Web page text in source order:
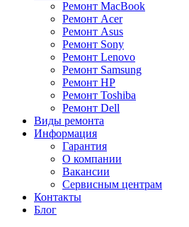
Ремонт MacBook
Ремонт Acer
Ремонт Asus
Ремонт Sony
Ремонт Lenovo
Ремонт Samsung
Ремонт HP
Ремонт Toshiba
Ремонт Dell
Виды ремонта
Информация
Гарантия
О компании
Вакансии
Сервисным центрам
Контакты
Блог